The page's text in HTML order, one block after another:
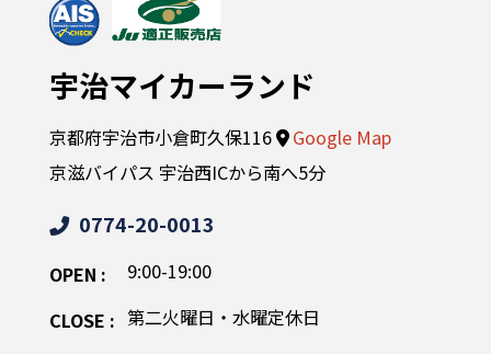
宇治マイカーランド
京都府宇治市小倉町久保116
Google Map
京滋バイパス 宇治西ICから南へ5分
0774-20-0013
OPEN :
9:00-19:00
CLOSE : 第二火曜日・水曜定休日